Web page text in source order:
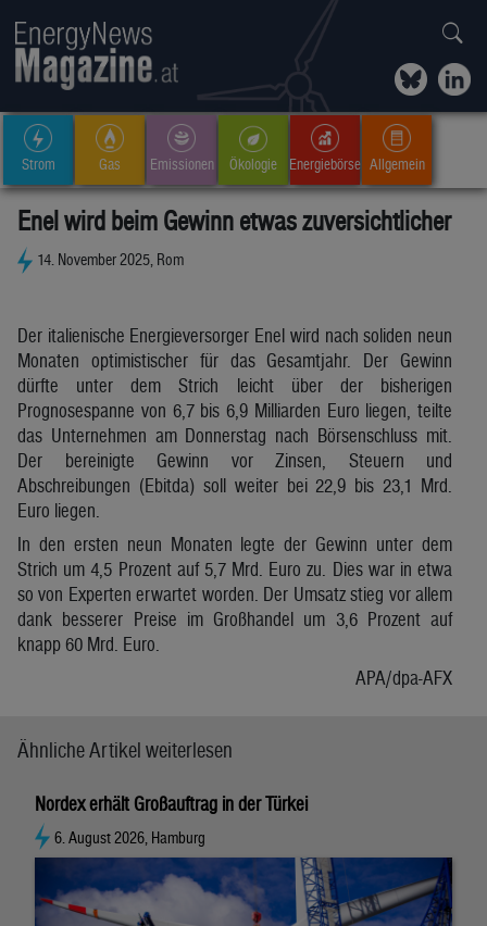
Strom Gas Emissionen Ökologie Energiebörse Allgemein
Enel wird beim Gewinn etwas zuversichtlicher
14. November 2025, Rom
Der italienische Energieversorger Enel wird nach soliden neun
Monaten optimistischer für das Gesamtjahr. Der Gewinn
dürfte unter dem Strich leicht über der bisherigen
Prognosespanne von 6,7 bis 6,9 Milliarden Euro liegen, teilte
das Unternehmen am Donnerstag nach Börsenschluss mit.
Der bereinigte Gewinn vor Zinsen, Steuern und
Abschreibungen (Ebitda) soll weiter bei 22,9 bis 23,1 Mrd.
Euro liegen.
In den ersten neun Monaten legte der Gewinn unter dem
Strich um 4,5 Prozent auf 5,7 Mrd. Euro zu. Dies war in etwa
so von Experten erwartet worden. Der Umsatz stieg vor allem
dank besserer Preise im Großhandel um 3,6 Prozent auf
knapp 60 Mrd. Euro.
APA/dpa-AFX
Ähnliche Artikel weiterlesen
Nordex erhält Großauftrag in der Türkei
6. August 2026, Hamburg